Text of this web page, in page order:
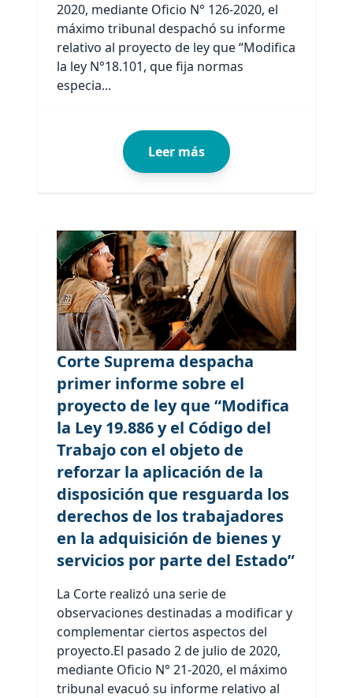
2020, mediante Oficio N° 126-2020, el
máximo tribunal despachó su informe
relativo al proyecto de ley que “Modifica
la ley N°18.101, que fija normas
especia...
Leer más
Corte Suprema despacha
primer informe sobre el
proyecto de ley que “Modifica
la Ley 19.886 y el Código del
Trabajo con el objeto de
reforzar la aplicación de la
disposición que resguarda los
derechos de los trabajadores
en la adquisición de bienes y
servicios por parte del Estado”
La Corte realizó una serie de
observaciones destinadas a modificar y
complementar ciertos aspectos del
proyecto.El pasado 2 de julio de 2020,
mediante Oficio N° 21-2020, el máximo
tribunal evacuó su informe relativo al